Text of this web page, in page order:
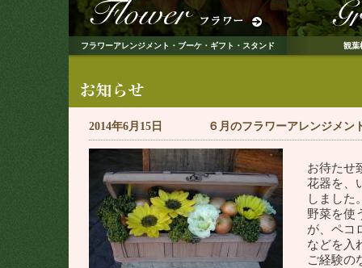
フラワーアレンジメント・ブーケ・ギフト・スタンド 観葉
2014年6月15日 ６月のフラワーアレンジメント
お待たせ
花器を、
しました
野菜を使
が、ペコ
などを入
ご経験の